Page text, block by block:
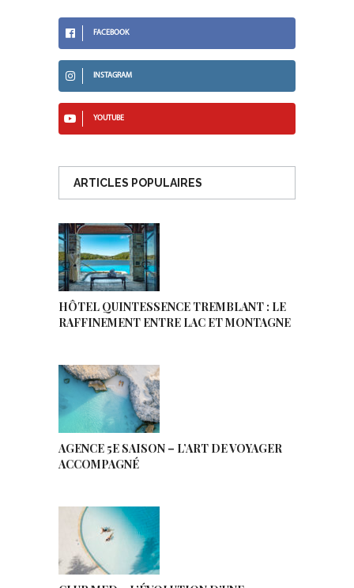
FACEBOOK
INSTAGRAM
YOUTUBE
ARTICLES POPULAIRES
HÔTEL QUINTESSENCE TREMBLANT : LE
RAFFINEMENT ENTRE LAC ET MONTAGNE
AGENCE 5E SAISON – L’ART DE VOYAGER
ACCOMPAGNÉ